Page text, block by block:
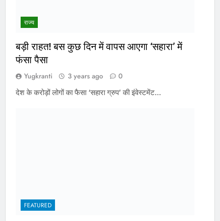
राज्य
बड़ी राहत! बस कुछ दिन में वापस आएगा ‘सहारा’ में
फंसा पैसा
Yugkranti 3 years ago 0
देश के करोड़ों लोगों का फैसा ‘सहारा ग्रुप’ की इंवेस्टमेंट…
FEATURED